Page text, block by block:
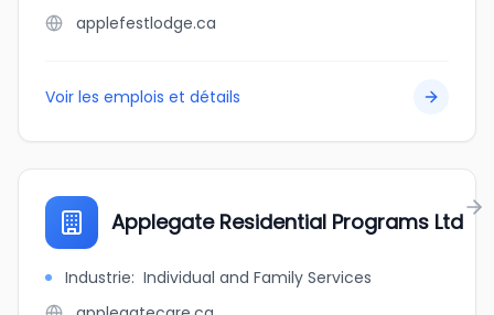
applefestlodge.ca
Voir les emplois et détails
Applegate Residential Programs Ltd
Industrie: Individual and Family Services